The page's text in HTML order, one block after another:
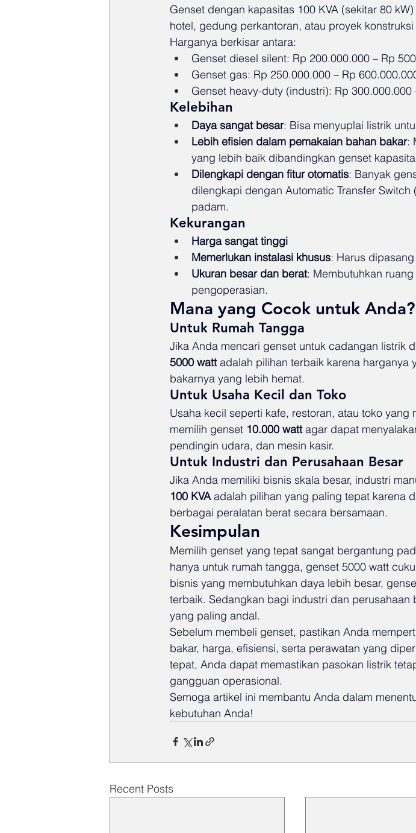
Genset dengan kapasitas 100 KVA (sekitar 80
hotel, gedung perkantoran, atau proyek
Harganya berkisar antara:
Genset diesel silent: Rp 200.000.000 – Rp
Genset gas: Rp 250.000.000 – Rp
Genset heavy-duty (industri): Rp 300.000.000
Kelebihan
Daya sangat besar: Bisa menyuplai listrik
Lebih efisien dalam pemakaian bahan bakar:
yang lebih baik dibandingkan genset
Dilengkapi dengan fitur otomatis: Banyak
dilengkapi dengan Automatic Transfer Switch
padam.
Kekurangan
Harga sangat tinggi
Memerlukan instalasi khusus: Harus
Ukuran besar dan berat: Membutuhkan
pengoperasian.
Mana yang Cocok untuk Anda?
Untuk Rumah Tangga
Jika Anda mencari genset untuk cadangan listrik
5000 watt adalah pilihan terbaik karena harganya
bakarnya yang lebih hemat.
Untuk Usaha Kecil dan Toko
Usaha kecil seperti kafe, restoran, atau toko
memilih genset 10.000 watt agar dapat
pendingin udara, dan mesin kasir.
Untuk Industri dan Perusahaan Besar
Jika Anda memiliki bisnis skala besar, industri
100 KVA adalah pilihan yang paling tepat karena
berbagai peralatan berat secara bersamaan.
Kesimpulan
Memilih genset yang tepat sangat bergantung
hanya untuk rumah tangga, genset 5000 watt
bisnis yang membutuhkan daya lebih besar,
terbaik. Sedangkan bagi industri dan perusahaan
yang paling andal.
Sebelum membeli genset, pastikan Anda
bakar, harga, efisiensi, serta perawatan yang
tepat, Anda dapat memastikan pasokan listrik
gangguan operasional.
Semoga artikel ini membantu Anda dalam
kebutuhan Anda!
Recent Posts